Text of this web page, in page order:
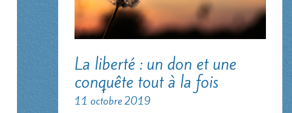
La liberté : un don et une
conquête tout à la fois
11 octobre 2019